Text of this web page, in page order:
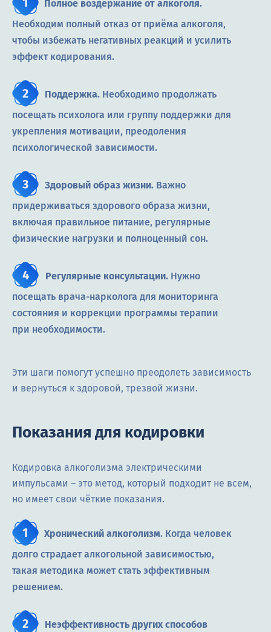
Полное воздержание от алкоголя.
Необходим полный отказ от приёма алкоголя,
чтобы избежать негативных реакций и усилить
эффект кодирования.
Поддержка. Необходимо продолжать
посещать психолога или группу поддержки для
укрепления мотивации, преодоления
психологической зависимости.
Здоровый образ жизни. Важно
придерживаться здорового образа жизни,
включая правильное питание, регулярные
физические нагрузки и полноценный сон.
Регулярные консультации. Нужно
посещать врача-нарколога для мониторинга
состояния и коррекции программы терапии
при необходимости.
Эти шаги помогут успешно преодолеть зависимость
и вернуться к здоровой, трезвой жизни.
Показания для кодировки
Кодировка алкоголизма электрическими
импульсами – это метод, который подходит не всем,
но имеет свои чёткие показания.
Хронический алкоголизм. Когда человек
долго страдает алкогольной зависимостью,
такая методика может стать эффективным
решением.
Неэффективность других способов